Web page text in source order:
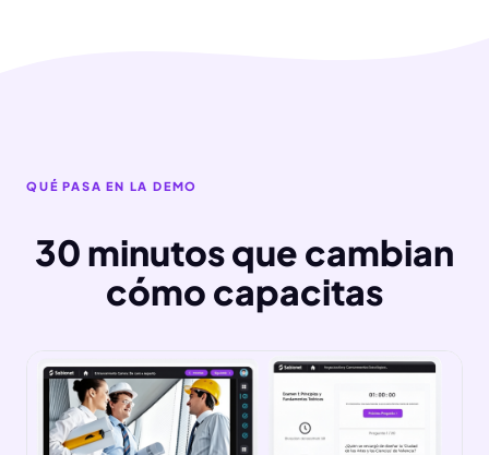
QUÉ PASA EN LA DEMO
30 minutos que cambian
cómo capacitas